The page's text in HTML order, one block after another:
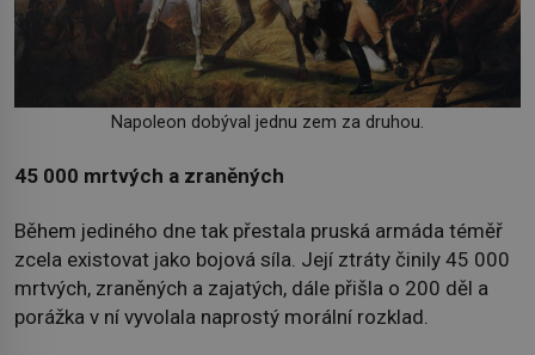
Napoleon dobýval jednu zem za druhou.
45 000 mrtvých a zraněných
Během jediného dne tak přestala pruská armáda téměř
zcela existovat jako bojová síla. Její ztráty činily 45 000
mrtvých, zraněných a zajatých, dále přišla o 200 děl a
porážka v ní vyvolala naprostý morální rozklad.